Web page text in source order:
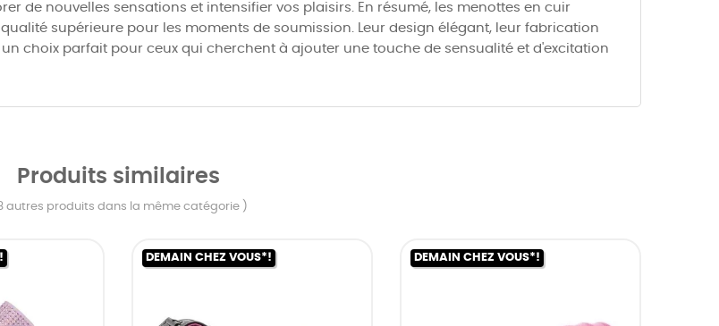
de nouvelles sensations et intensifier vos plaisirs. En résumé, les menottes en cuir
supérieure pour les moments de soumission. Leur design élégant, leur fabrication
choix parfait pour ceux qui cherchent à ajouter une touche de sensualité et d'excitation
Produits similaires
autres produits dans la même catégorie )
DEMAIN CHEZ VOUS*! DEMAIN CHEZ VOUS*!